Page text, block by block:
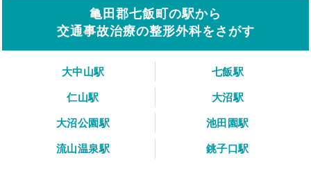
亀田郡七飯町の駅から
交通事故治療の整形外科をさがす
大中山駅
七飯駅
仁山駅
大沼駅
大沼公園駅
池田園駅
流山温泉駅
銚子口駅